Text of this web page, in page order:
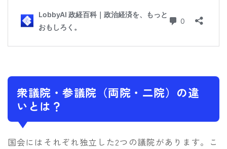
衆議院・参議院（両院・二院）の違
いとは？
国会にはそれぞれ独立した2つの議院があります。こ